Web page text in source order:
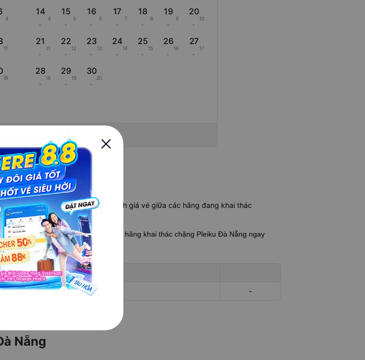
4
11
18
14
4
-
15
5
-
16
6
-
17
7
-
18
8
-
19
9
-
20
10
-
21
11
-
22
12
-
23
13
-
24
14
-
25
15
-
26
16
-
27
17
-
28
18
-
29
19
-
30
20
-
rẻ nhất?
này từ , khởi hành ngày .So sánh giá vé giữa các hãng đang khai thác
bay Pleiku Đà Nẵngchi tiết giữa các hãng khai thác chặng Pleiku Đà Nẵng ngay
Ngày rẻ nhất 30 ngày tới
- -
Nẵng